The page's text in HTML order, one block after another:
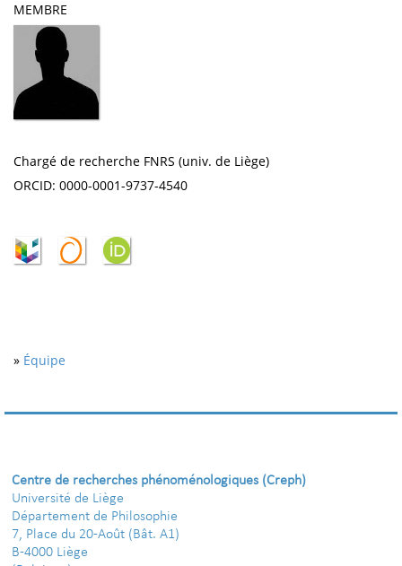
MEMBRE
Chargé de recherche FNRS (univ. de Liège)
ORCID: 0000-0001-9737-4540
» Équipe
Centre de recherches phénoménologiques (Creph)
Université de Liège
Département de Philosophie
7, Place du 20-Août (Bât. A1)
B-4000 Liège